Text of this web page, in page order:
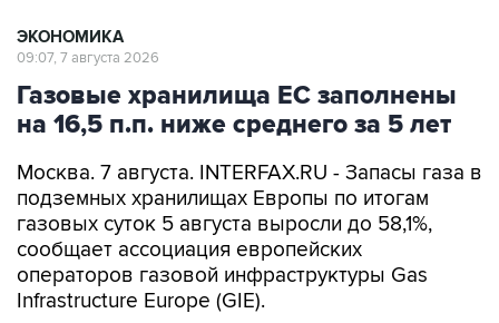
ЭКОНОМИКА
09:07, 7 августа 2026
Газовые хранилища ЕС заполнены
на 16,5 п.п. ниже среднего за 5 лет
Москва. 7 августа. INTERFAX.RU - Запасы газа в
подземных хранилищах Европы по итогам
газовых суток 5 августа выросли до 58,1%,
сообщает ассоциация европейских
операторов газовой инфраструктуры Gas
Infrastructure Europe (GIE).